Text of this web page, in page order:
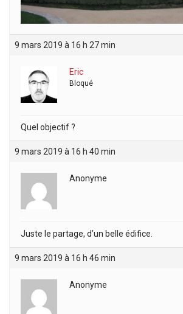
9 mars 2019 à 16 h 27 min
Eric
Bloqué
Quel objectif ?
9 mars 2019 à 16 h 40 min
Anonyme
Juste le partage, d’un belle édifice.
9 mars 2019 à 16 h 46 min
Anonyme